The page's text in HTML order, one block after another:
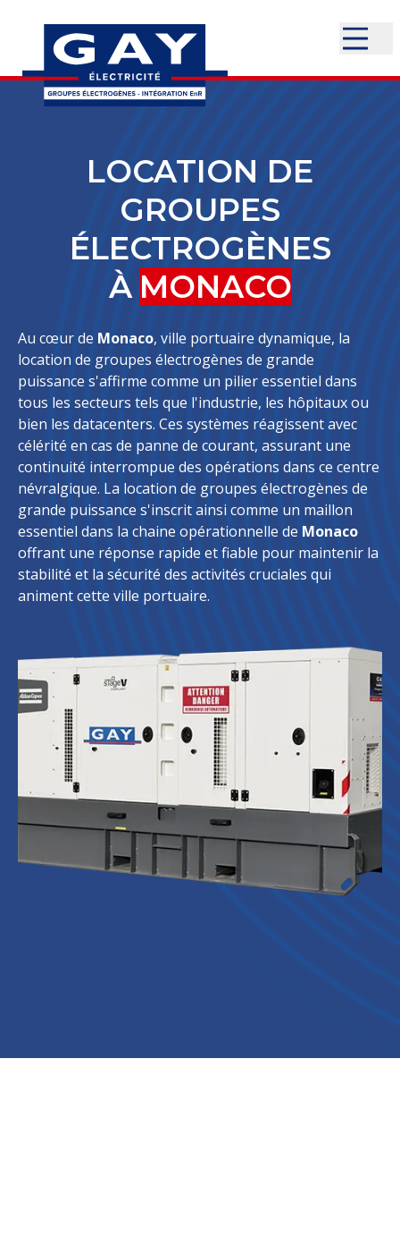
LOCATION DE
GROUPES
ÉLECTROGÈNES
À MONACO
Au cœur de Monaco, ville portuaire dynamique, la
location de groupes électrogènes de grande
puissance s'affirme comme un pilier essentiel dans
tous les secteurs tels que l'industrie, les hôpitaux ou
bien les datacenters. Ces systèmes réagissent avec
célérité en cas de panne de courant, assurant une
continuité interrompue des opérations dans ce centre
névralgique. La location de groupes électrogènes de
grande puissance s'inscrit ainsi comme un maillon
essentiel dans la chaine opérationnelle de Monaco
offrant une réponse rapide et fiable pour maintenir la
stabilité et la sécurité des activités cruciales qui
animent cette ville portuaire.